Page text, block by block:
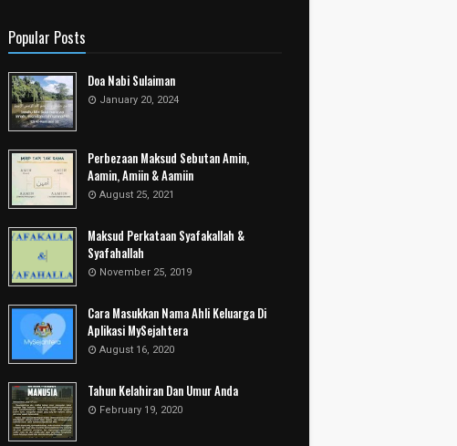
Popular Posts
Doa Nabi Sulaiman
January 20, 2024
Perbezaan Maksud Sebutan Amin,
Aamin, Amiin & Aamiin
August 25, 2021
Maksud Perkataan Syafakallah &
Syafahallah
November 25, 2019
Cara Masukkan Nama Ahli Keluarga Di
Aplikasi MySejahtera
August 16, 2020
Tahun Kelahiran Dan Umur Anda
February 19, 2020